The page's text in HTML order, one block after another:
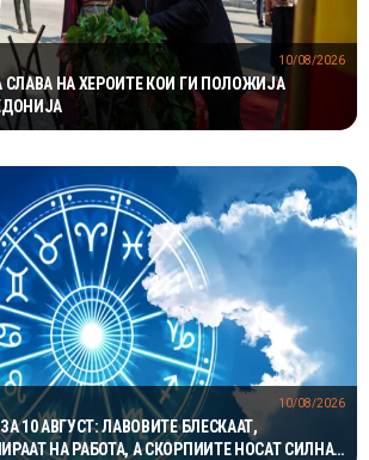
СЛАВА НА ХЕРОИТЕ КОИ ГИ ПОЛОЖИЈА
10/08/2026
10 АВГУСТ: ЛАВОВИТЕ БЛЕСКААТ,
НА РАБОТА, А СКОРПИИТЕ НОСАТ СИЛНА
10/08/2026